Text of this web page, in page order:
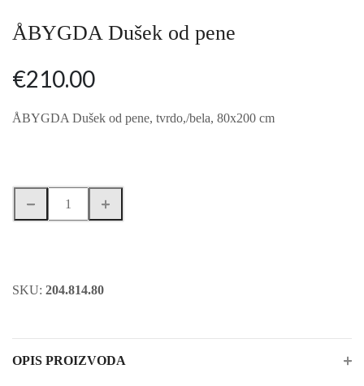
ÅBYGDA Dušek od pene
€210.00
ÅBYGDA Dušek od pene, tvrdo,/bela, 80x200 cm
SKU: 204.814.80
OPIS PROIZVODA